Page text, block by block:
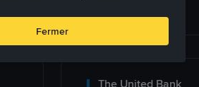
The United Bank
Fermer